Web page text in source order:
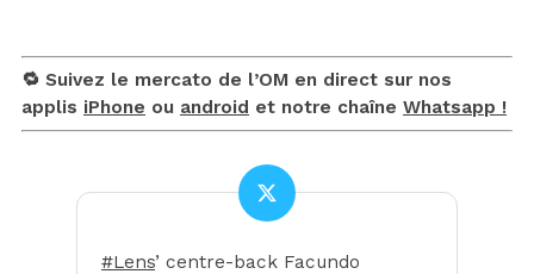
🔁 Suivez le mercato de l’OM en direct sur nos
applis iPhone ou android et notre chaîne Whatsapp !
#Lens’ centre-back Facundo